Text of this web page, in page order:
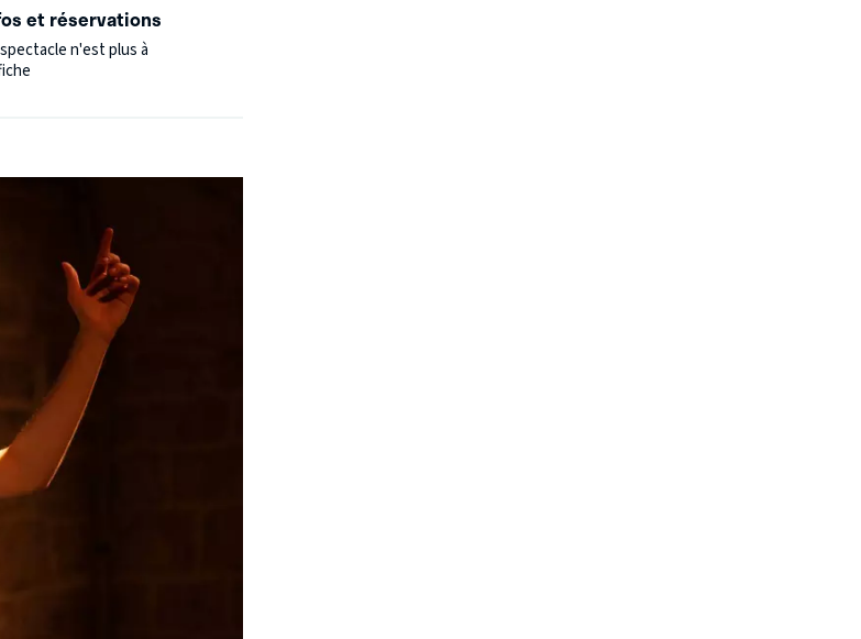
et réservations
n'est plus à